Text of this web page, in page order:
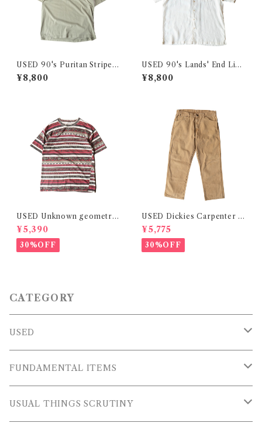
USED 90's Puritan Striped
Tee
¥8,800
USED 90's Lands' End Line
n S/S Shirt
¥8,800
USED Unknown geometric
design striped Tee
¥5,390
30%OFF
USED Dickies Carpenter P
ants
¥5,775
30%OFF
CATEGORY
USED
OUTER WEARS
FLEECE
FUNDAMENTAL ITEMS
TOPS
USUAL THINGS SCRUTINY